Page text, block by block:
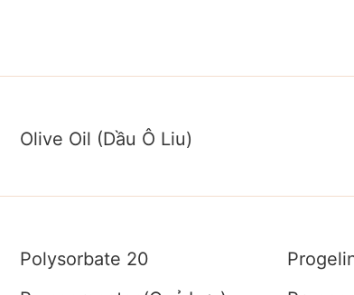
Olive Oil (Dầu Ô Liu)
Polysorbate 20